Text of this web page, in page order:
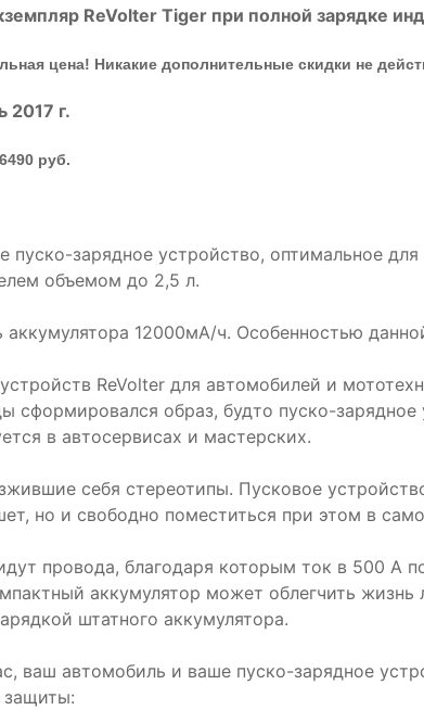
ReVolter Tiger при полной зарядке
цена! Никакие дополнительные скидки не
2017 г.
руб.
пуско-зарядное устройство, оптимальное
объемом до 2,5 л.
12000мА/ч. Особенностью
ReVolter для автомобилей и
сформировался образ, будто пуско-
в автосервисах и мастерских.
себя стереотипы. Пусковое
но и свободно поместиться при этом в
провода, благодаря которым ток в 500 А
аккумулятор может облегчить
штатного аккумулятора.
ваш автомобиль и ваше пуско-зарядное
защиты: